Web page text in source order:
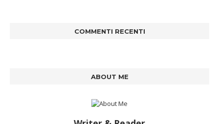
COMMENTI RECENTI
ABOUT ME